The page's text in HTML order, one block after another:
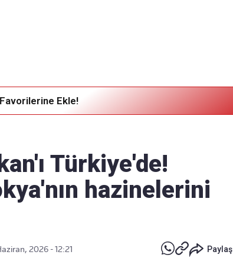
Ekle!
Türkiye'de!
hazinelerini
2026 - 12:21 Paylaş